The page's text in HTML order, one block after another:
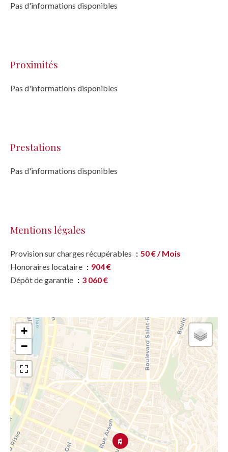
Pas d'informations disponibles
Proximités
Pas d'informations disponibles
Prestations
Pas d'informations disponibles
Mentions légales
Provision sur charges récupérables
50 € / Mois
Honoraires locataire
904 €
Dépôt de garantie
3 060 €
+
−